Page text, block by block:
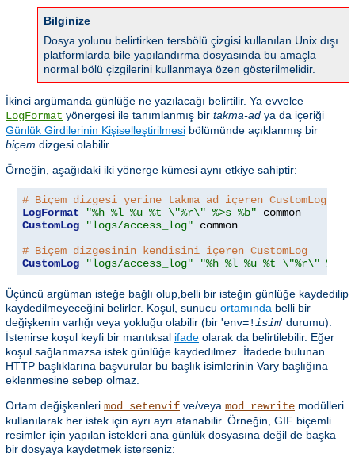
Bilginize
Dosya yolunu belirtirken tersbölü çizgisi kullanılan Unix dışı
platformlarda bile yapılandırma dosyasında bu amaçla
normal bölü çizgilerini kullanmaya özen gösterilmelidir.
İkinci argümanda günlüğe ne yazılacağı belirtilir. Ya evvelce
LogFormat yönergesi ile tanımlanmış bir takma-ad ya da içeriği
Günlük Girdilerinin Kişiselleştirilmesi bölümünde açıklanmış bir
biçem dizgesi olabilir.
Örneğin, aşağıdaki iki yönerge kümesi aynı etkiye sahiptir:
# Biçem dizgesi yerine takma ad içeren CustomLog
LogFormat
"%h %l %u %t \"%r\" %>s %b"
CustomLog
"logs/access_log" common
# Biçem dizgesinin kendisini içeren CustomLog
CustomLog
"logs/access_log" "%h %l %u %t \"%r\" %>s
Üçüncü argüman isteğe bağlı olup,belli bir isteğin günlüğe kaydedilip
kaydedilmeyeceğini belirler. Koşul, sunucu ortamında belli bir
değişkenin varlığı veya yokluğu olabilir (bir 'env=!isim' durumu).
İstenirse koşul keyfi bir mantıksal ifade olarak da belirtilebilir. Eğer
koşul sağlanmazsa istek günlüğe kaydedilmez. İfadede bulunan
HTTP başlıklarına başvurular bu başlık isimlerinin Vary başlığına
eklenmesine sebep olmaz.
Ortam değişkenleri mod_setenvif ve/veya mod_rewrite modülleri
kullanılarak her istek için ayrı ayrı atanabilir. Örneğin, GIF biçemli
resimler için yapılan istekleri ana günlük dosyasına değil de başka
bir dosyaya kaydetmek isterseniz: